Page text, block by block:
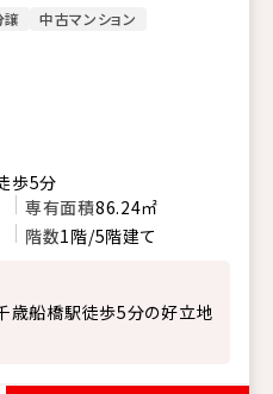
譲 中古マンション
歩5分
専有面積86.24㎡
階数1階/5階建て
船橋駅徒歩5分の好立地